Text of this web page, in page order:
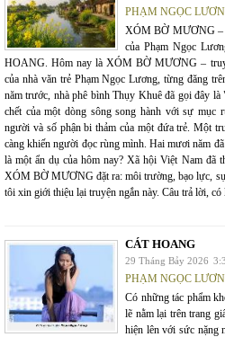
PHẠM NGỌC
XÓM BỜ MƯƠNG –
của Phạm Ngọc
HOANG. Hôm nay là XÓM BỜ MƯƠNG –
của nhà văn trẻ Phạm Ngọc Lương, từng đăng
năm trước, nhà phê bình Thụy Khuê đã gọi đây
chết của một dòng sông song hành với sự mục
người và số phận bi thảm của một đứa trẻ. Một
càng khiến người đọc rùng mình. Hai mươi năm
là một ẩn dụ của hôm nay? Xã hội Việt Nam đã
XÓM BỜ MƯƠNG đặt ra: môi trường, bạo lực,
tôi xin giới thiệu lại truyện ngắn này. Câu trả lời, có
CÁT HOANG
29 Tháng Bảy 2026
PHẠM NGỌC
Có những tác phẩm
lẽ nằm lại trên trang
hiện lên với sức nặng